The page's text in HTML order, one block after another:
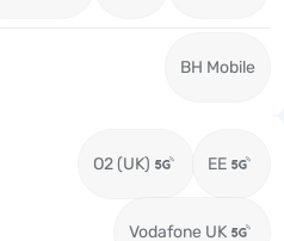
BH Mobile
O2 (UK) EE
Vodafone UK